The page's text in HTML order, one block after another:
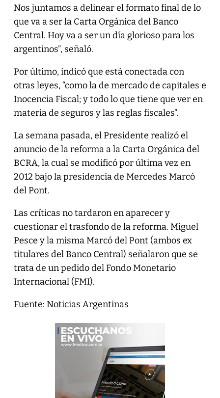
Nos juntamos a delinear el formato final de lo
que va a ser la Carta Orgánica del Banco
Central. Hoy va a ser un día glorioso para los
argentinos”, señaló.
Por último, indicó que está conectada con
otras leyes, “como la de mercado de capitales e
Inocencia Fiscal; y todo lo que tiene que ver en
materia de seguros y las reglas fiscales”.
La semana pasada, el Presidente realizó el
anuncio de la reforma a la Carta Orgánica del
BCRA, la cual se modificó por última vez en
2012 bajo la presidencia de Mercedes Marcó
del Pont.
Las críticas no tardaron en aparecer y
cuestionar el trasfondo de la reforma. Miguel
Pesce y la misma Marcó del Pont (ambos ex
titulares del Banco Central) señalaron que se
trata de un pedido del Fondo Monetario
Internacional (FMI).
Fuente: Noticias Argentinas